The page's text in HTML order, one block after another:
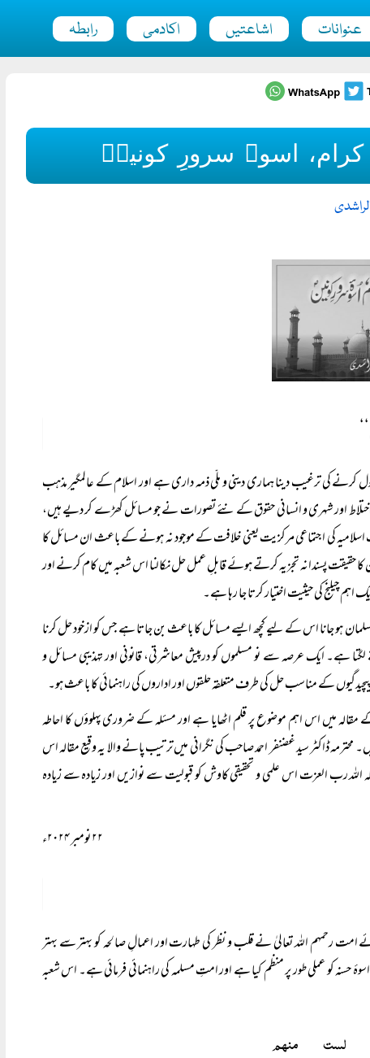
عنوانات اشاعتیں اکادمی رابطہ
کرام، اسوۂ سرورِ کونینؐ
کرنے کی ترغیب دینا ہماری دینی و ملّی ذمہ داری ہے اور اسلام کے عالمگیر مذہب
اور شہری و انسانی حقوق کے نئے تصورات نے جو مسائل کھڑے کر دیے ہیں،
کی اجتماعی مرکزیت یعنی خلافت کے موجود نہ ہونے کے باعث ان مسائل کا
کا حقیقت پسندانہ تجزیہ کرتے ہوئے قابلِ عمل حل نکالنا اس شعبہ میں کام کرنے اور
کی حیثیت اختیار کرتا جا رہا ہے۔
ہو جانا اس کے لیے کچھ ایسے مسائل کا باعث بن جاتا ہے جس کو ازخود حل کرنا
ہے۔ ایک عرصہ سے نو مسلموں کو درپیش معاشرتی، قانونی اور تہذیبی مسائل و
کے مناسب حل کی طرف متعلقہ حلقوں اور اداروں کی راہنمائی کا باعث ہو۔
میں اس اہم موضوع پر قلم اٹھایا ہے اور مسئلہ کے ضروری پہلوؤں کا احاطہ
ڈاکٹر سید غضنفر احمد صاحب کی نگرانی میں ترتیب پانے والا یہ وقیع مقالہ اس
رب العزت اس علمی و تحقیقی کاوش کو قبولیت سے نوازیں اور زیادہ سے زیادہ
۲۲ نومبر ۲۰۲۴ء
رحمہم اللہ تعالیٰ نے قلب و نظر کی طہارت اور اعمالِ صالحہ کو بہتر سے بہتر
کو عملی طور پر منظم کیا ہے اور امتِ مسلمہ کی راہنمائی فرمائی ہے۔ اس شعبہ
لست منہم